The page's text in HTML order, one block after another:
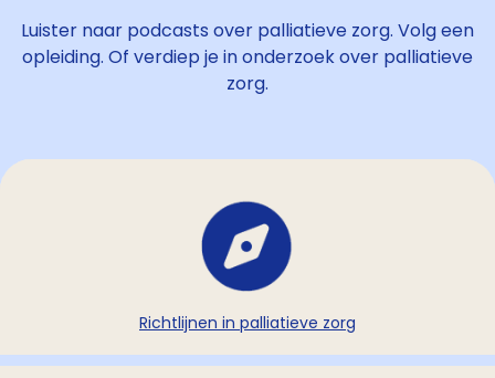
Luister naar podcasts over palliatieve zorg. Volg een
opleiding. Of verdiep je in onderzoek over palliatieve
zorg.
Richtlijnen in palliatieve zorg